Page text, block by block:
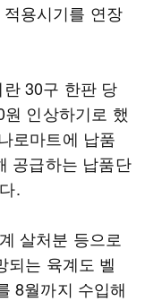
용시기를 연장
30구 한판 당
인상하기로 했
로마트에 납품
공급하는 납품단
.
살처분 등으로
되는 육계도 벨
8월까지 수입해